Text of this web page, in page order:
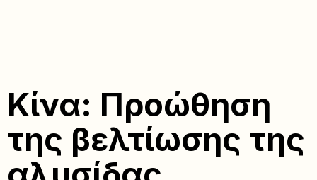
Κίνα: Προώθηση
της βελτίωσης της